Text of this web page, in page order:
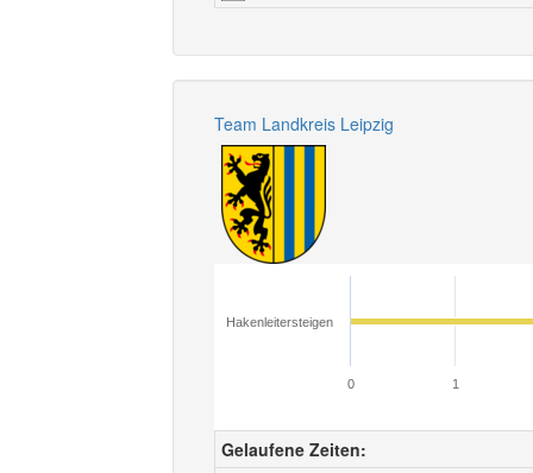
Team Landkreis Leipzig
Hakenleitersteigen
0 1
Gelaufene Zeiten: